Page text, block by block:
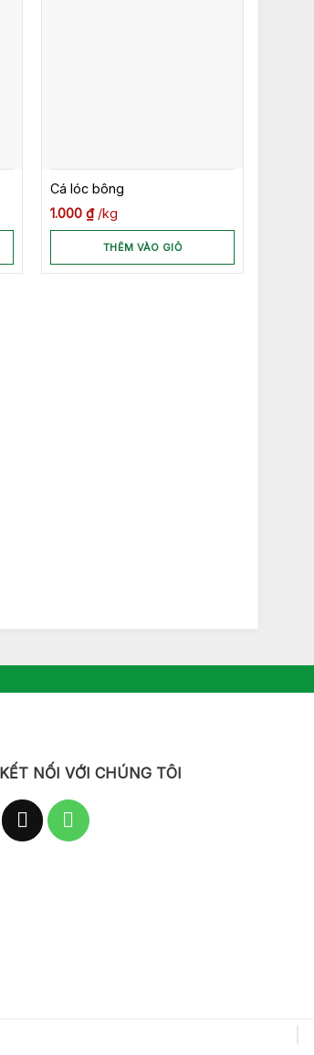
Cá lóc bông
1.000 ₫ kg
THÊM VÀO GIỎ
KẾT NỐI VỚI CHÚNG TÔI